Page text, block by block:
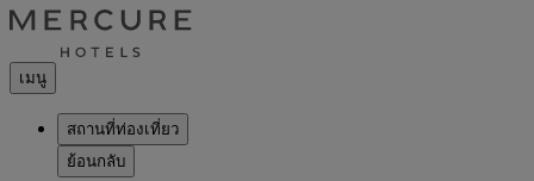
เมนู
สถานที่ท่องเที่ยว
ย้อนกลับ